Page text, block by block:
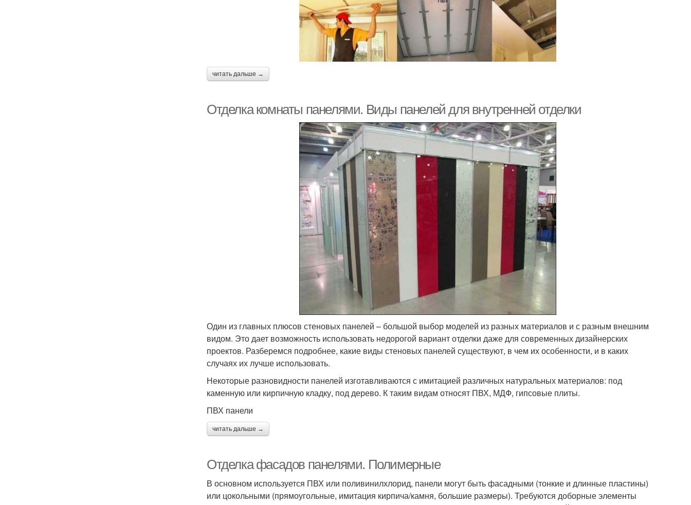
читать дальше →
Отделка комнаты панелями. Виды панелей для внутренней отделки
Один из главных плюсов стеновых панелей – большой выбор моделей из разных материалов и с разным внешним
видом. Это дает возможность использовать недорогой вариант отделки даже для современных дизайнерских
проектов. Разберемся подробнее, какие виды стеновых панелей существуют, в чем их особенности, и в каких
случаях их лучше использовать.
Некоторые разновидности панелей изготавливаются с имитацией различных натуральных материалов: под
каменную или кирпичную кладку, под дерево. К таким видам относят ПВХ, МДФ, гипсовые плиты.
ПВХ панели
читать дальше →
Отделка фасадов панелями. Полимерные
В основном используется ПВХ или поливинилхлорид, панели могут быть фасадными (тонкие и длинные пластины)
или цокольными (прямоугольные, имитация кирпича/камня, большие размеры). Требуются доборные элементы